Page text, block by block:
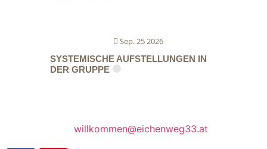
Sep. 25 2026
SYSTEMISCHE AUFSTELLUNGEN IN
DER GRUPPE
willkommen@eichenweg33.at